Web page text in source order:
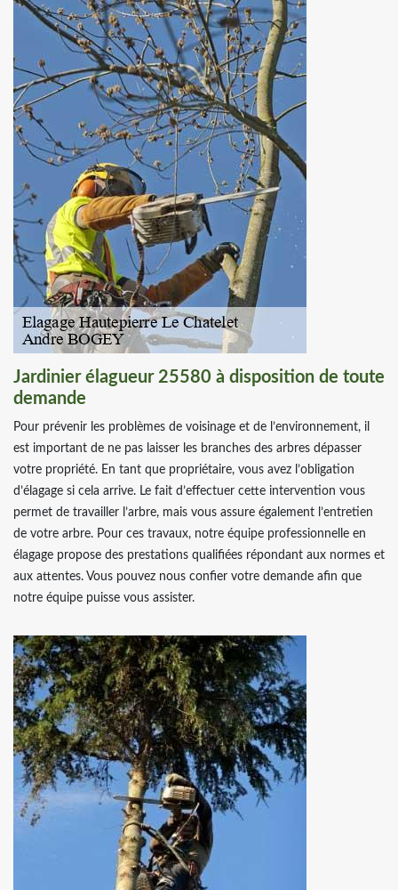
Jardinier élagueur 25580 à disposition de toute
demande
Pour prévenir les problèmes de voisinage et de l’environnement, il
est important de ne pas laisser les branches des arbres dépasser
votre propriété. En tant que propriétaire, vous avez l’obligation
d’élagage si cela arrive. Le fait d’effectuer cette intervention vous
permet de travailler l’arbre, mais vous assure également l’entretien
de votre arbre. Pour ces travaux, notre équipe professionnelle en
élagage propose des prestations qualifiées répondant aux normes et
aux attentes. Vous pouvez nous confier votre demande afin que
notre équipe puisse vous assister.